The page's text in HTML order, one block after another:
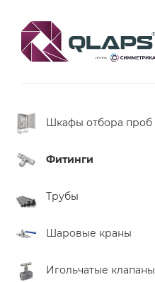
Шкафы отбора проб
Фитинги
Трубы
Шаровые краны
Игольчатые клапаны